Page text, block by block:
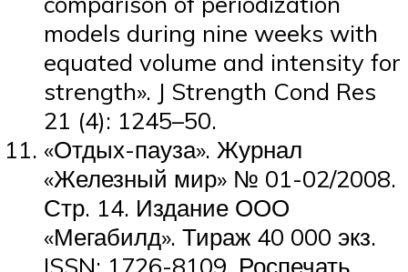
models during nine weeks with
equated volume and intensity for
strength». J Strength Cond Res
21 (4): 1245–50.
«Отдых-пауза». Журнал
«Железный мир» № 01-02/2008.
Стр. 14. Издание ООО
«Мегабилд». Тираж 40 000 экз.
ISSN: 1726-8109. Роспечать